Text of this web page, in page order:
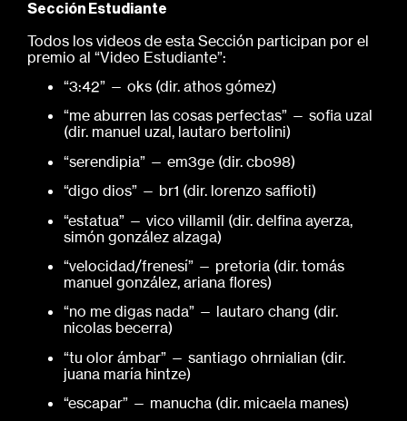
Sección Estudiante
Todos los videos de esta Sección participan por el
premio al “Video Estudiante”:
“3:42” — oks (dir. athos gómez)
“me aburren las cosas perfectas” — sofia uzal
(dir. manuel uzal, lautaro bertolini)
“serendipia” — em3ge (dir. cbo98)
“digo dios” — br1 (dir. lorenzo saffioti)
“estatua” — vico villamil (dir. delfina ayerza,
simón gonzález alzaga)
“velocidad/frenesí” — pretoria (dir. tomás
manuel gonzález, ariana flores)
“no me digas nada” — lautaro chang (dir.
nicolas becerra)
“tu olor ámbar” — santiago ohrnialian (dir.
juana maría hintze)
“escapar” — manucha (dir. micaela manes)